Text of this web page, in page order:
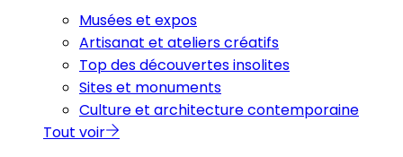
Musées et expos
Artisanat et ateliers créatifs
Top des découvertes insolites
Sites et monuments
Culture et architecture contemporaine
Tout voir